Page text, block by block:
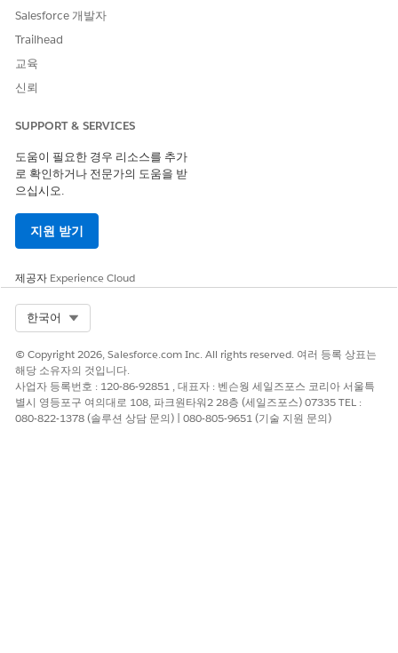
Salesforce 개발자
Trailhead
교육
신뢰
SUPPORT & SERVICES
도움이 필요한 경우 리소스를 추가
로 확인하거나 전문가의 도움을 받
으십시오.
지원 받기
제공자 Experience Cloud
한국어
© Copyright 2026, Salesforce.com Inc. All rights reserved. 여러 등록 상표는
해당 소유자의 것입니다.
사업자 등록번호 : 120-86-92851 , 대표자 : 벤슨웡 세일즈포스 코리아 서울특
별시 영등포구 여의대로 108, 파크원타워2 28층 (세일즈포스) 07335 TEL :
080-822-1378 (솔루션 상담 문의) | 080-805-9651 (기술 지원 문의)